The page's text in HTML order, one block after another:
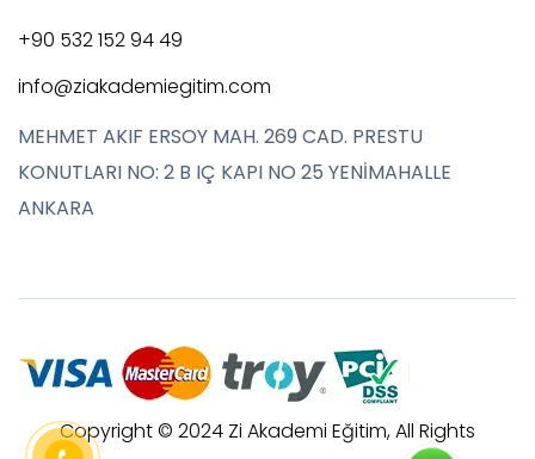
+90 532 152 94 49
info@ziakademiegitim.com
MEHMET AKIF ERSOY MAH. 269 CAD. PRESTU
KONUTLARI NO: 2 B IÇ KAPI NO 25 YENİMAHALLE
ANKARA
Copyright © 2024 Zi Akademi Eğitim, All Rights